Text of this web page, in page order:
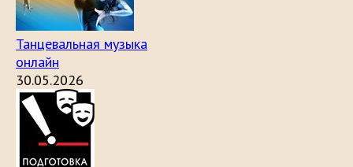
Танцевальная музыка
онлайн
30.05.2026